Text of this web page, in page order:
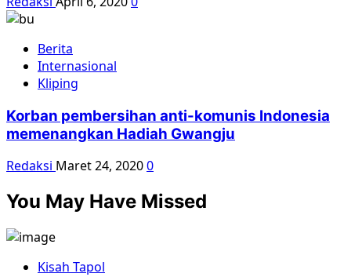
Berita
Internasional
Kliping
Korban pembersihan anti-komunis Indonesia
memenangkan Hadiah Gwangju
Redaksi Maret 24, 20200
You May Have Missed
Kisah Tapol